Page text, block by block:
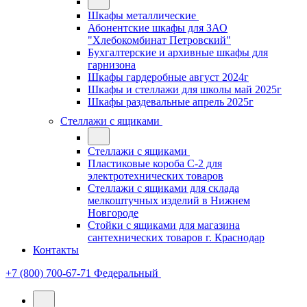
Шкафы металлические
Абонентские шкафы для ЗАО
"Хлебокомбинат Петровский"
Бухгалтерские и архивные шкафы для
гарнизона
Шкафы гардеробные август 2024г
Шкафы и стеллажи для школы май 2025г
Шкафы раздевальные апрель 2025г
Стеллажи с ящиками
Стеллажи с ящиками
Пластиковые короба С-2 для
электротехнических товаров
Стеллажи с ящиками для склада
мелкоштучных изделий в Нижнем
Новгороде
Стойки с ящиками для магазина
сантехнических товаров г. Краснодар
Контакты
+7 (800) 700-67-71 Федеральный